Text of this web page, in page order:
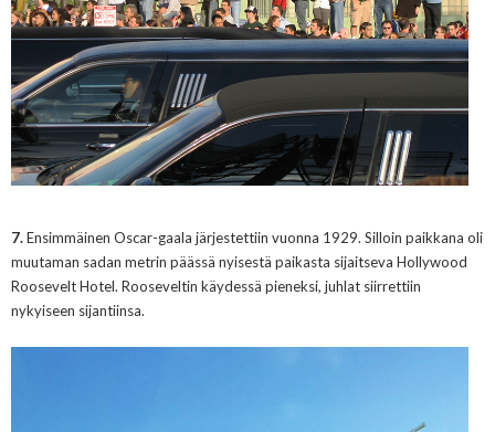
7.Ensimmäinen Oscar-gaala järjestettiin vuonna 1929. Silloin paikkana oli
muutaman sadan metrin päässä nyisestä paikasta sijaitseva Hollywood
Roosevelt Hotel. Rooseveltin käydessä pieneksi, juhlat siirrettiin
nykyiseen sijantiinsa.